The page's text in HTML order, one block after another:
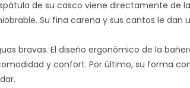
de su casco viene directamente de
Su fina carena y sus cantos le dan
bravas. El diseño ergonómico de la
y confort. Por último, su forma